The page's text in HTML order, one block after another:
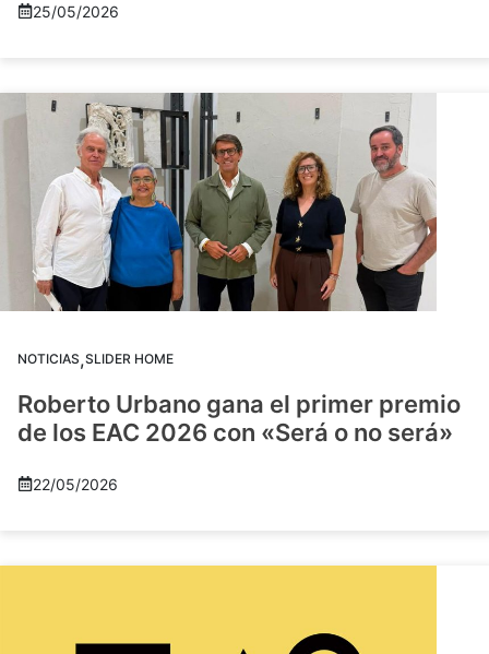
25/05/2026
NOTICIAS,SLIDER HOME
Roberto Urbano gana el primer premio
de los EAC 2026 con «Será o no será»
22/05/2026